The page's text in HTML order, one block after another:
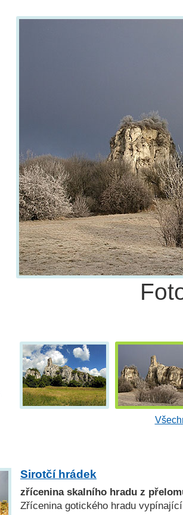
Sirotčí hrádek
zřícenina skalního hradu z
Zřícenina gotického hradu